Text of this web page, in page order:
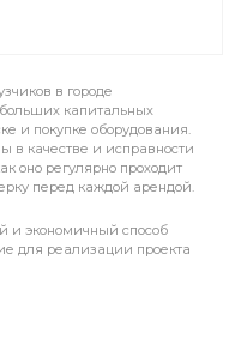
в городе
капитальных
и покупке оборудования.
в качестве и исправности
оно регулярно проходит
перед каждой арендой.
и экономичный способ
для реализации проекта